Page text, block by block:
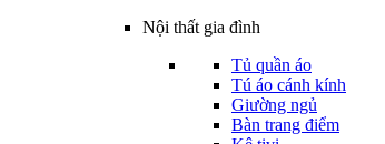
Nội thất gia đình
Tủ quần áo
Tú áo cánh kính
Giường ngủ
Bàn trang điểm